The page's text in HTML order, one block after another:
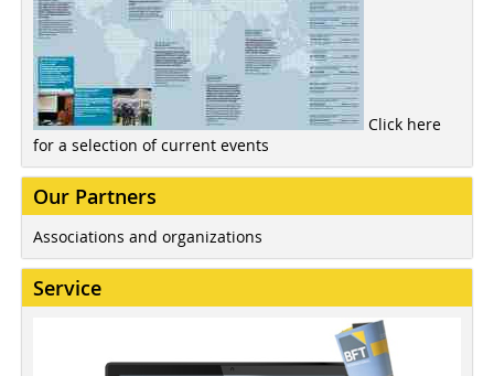
Click here
for a selection of current events
Our Partners
Associations and organizations
Service